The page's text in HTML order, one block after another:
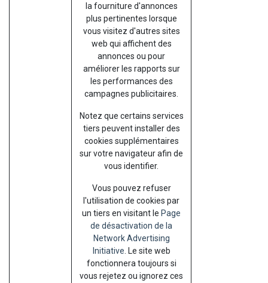
la fourniture d'annonces
plus pertinentes lorsque
vous visitez d'autres sites
web qui affichent des
annonces ou pour
améliorer les rapports sur
les performances des
campagnes publicitaires.
Notez que certains services
tiers peuvent installer des
cookies supplémentaires
sur votre navigateur afin de
vous identifier.
Vous pouvez refuser
l'utilisation de cookies par
un tiers en visitant le Page
de désactivation de la
Network Advertising
Initiative . Le site web
fonctionnera toujours si
vous rejetez ou ignorez ces